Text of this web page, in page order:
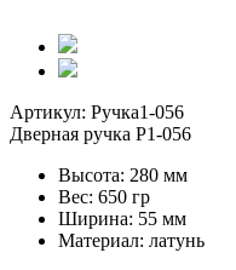
Артикул: Ручка1-056
Дверная ручка Р1-056
Высота: 280 мм
Вес: 650 гр
Ширина: 55 мм
Материал: латунь